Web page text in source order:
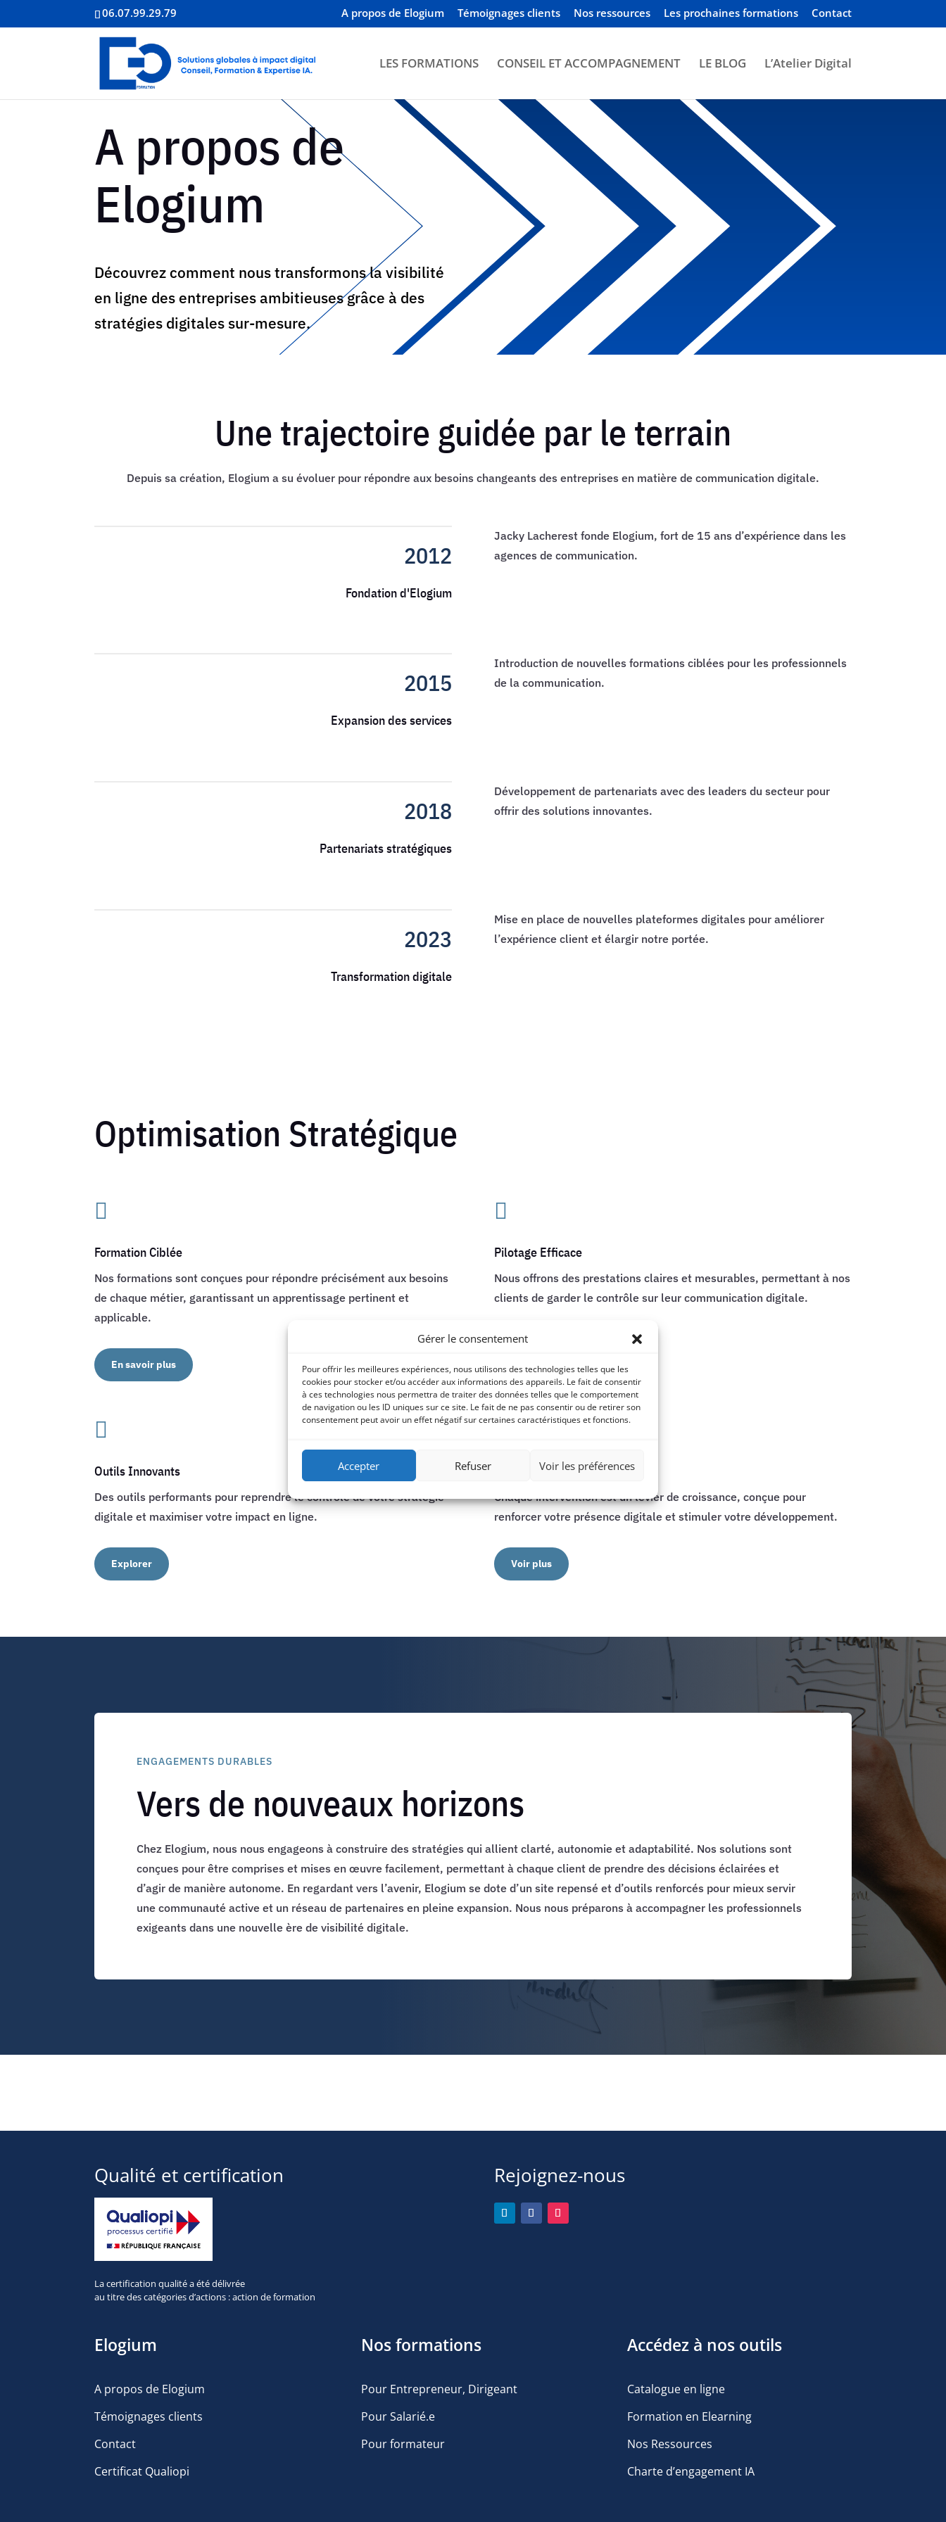
Gérer le consentement
Pour offrir les meilleures expériences, nous utilisons des technologies telles que les
cookies pour stocker et/ou accéder aux informations des appareils. Le fait de consentir
à ces technologies nous permettra de traiter des données telles que le comportement
de navigation ou les ID uniques sur ce site. Le fait de ne pas consentir ou de retirer son
consentement peut avoir un effet négatif sur certaines caractéristiques et fonctions.
Accepter Refuser Voir les préférences
06.07.99.29.79 A propos de Elogium Témoignages clients Nos ressources Les prochaines formations Contact
LES FORMATIONS CONSEIL ET ACCOMPAGNEMENT LE BLOG L’Atelier Digital
A propos de
Elogium
Découvrez comment nous transformons la visibilité
en ligne des entreprises ambitieuses grâce à des
stratégies digitales sur-mesure.
Une trajectoire guidée par le terrain
Depuis sa création, Elogium a su évoluer pour répondre aux besoins changeants des entreprises en matière de communication digitale.
2012
Fondation d'Elogium
Jacky Lacherest fonde Elogium, fort de 15 ans d’expérience dans les
agences de communication.
2015
Expansion des services
Introduction de nouvelles formations ciblées pour les professionnels
de la communication.
2018
Partenariats stratégiques
Développement de partenariats avec des leaders du secteur pour
offrir des solutions innovantes.
2023
Transformation digitale
Mise en place de nouvelles plateformes digitales pour améliorer
l’expérience client et élargir notre portée.
Optimisation Stratégique

Formation Ciblée
Nos formations sont conçues pour répondre précisément aux besoins
de chaque métier, garantissant un apprentissage pertinent et
applicable.
En savoir plus

Pilotage Efficace
Nous offrons des prestations claires et mesurables, permettant à nos
clients de garder le contrôle sur leur communication digitale.
Découvrir

Outils Innovants
Des outils performants pour reprendre le contrôle de votre stratégie
digitale et maximiser votre impact en ligne.
Explorer

Croissance Assurée
Chaque intervention est un levier de croissance, conçue pour
renforcer votre présence digitale et stimuler votre développement.
Voir plus
ENGAGEMENTS DURABLES
Vers de nouveaux horizons
Chez Elogium, nous nous engageons à construire des stratégies qui allient clarté, autonomie et adaptabilité. Nos solutions sont
conçues pour être comprises et mises en œuvre facilement, permettant à chaque client de prendre des décisions éclairées et
d’agir de manière autonome. En regardant vers l’avenir, Elogium se dote d’un site repensé et d’outils renforcés pour mieux servir
une communauté active et un réseau de partenaires en pleine expansion. Nous nous préparons à accompagner les professionnels
exigeants dans une nouvelle ère de visibilité digitale.
Qualité et certification
La certification qualité a été délivrée
au titre descatégories d’actions : action de formation
Rejoignez-nous
Elogium
A propos de Elogium
Témoignages clients
Contact
Certificat Qualiopi
Nos formations
Pour Entrepreneur, Dirigeant
Pour Salarié.e
Pour formateur
Accédez à nos outils
Catalogue en ligne
Formation en Elearning
Nos Ressources
Charte d’engagement IA